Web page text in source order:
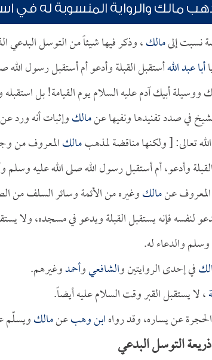
مالك والرواية المنسوبة له في
نسبت إلىمالك، وذكر فيها شيئاً من التوسل
أبا عبد اللهأستقبل القبلة وأدعو أم أستقبل رسول
أبيك آدم عليه السلام يوم القيامة! بل استقبله
في صدد تفنيدها ونفيها عنمالكوإثبات أنه ورد
تعالى: [ ولكنها مناقضة لمذهبمالكالمعروف من
وأدعو، أم أستقبل رسول الله صلى الله عليه
المعروف عنمالكوغيره من الأئمة وسائر السلف من
لنفسه فإنه يستقبل القبلة ويدعو في مسجده، ولا
وسلم والدعاء له.
في إحدى الروايتين والشافعيوأحمدوغيرهم.
، لا يستقبل القبر وقت السلام عليه أيضاً.
عن يساره، وقد رواهابن وهبعنمالكويسلّم
التوسل البدعي